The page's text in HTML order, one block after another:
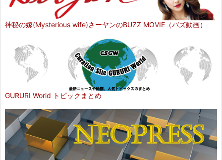
神秘の嫁(Mysterious wife)さーヤンのBUZZ MOVIE（バズ動画）
GURURI World トピックまとめ